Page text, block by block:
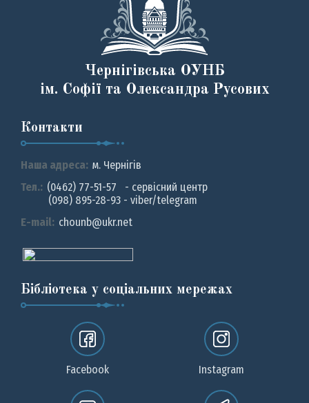
Чернігівська ОУНБ
ім. Софії та Олександра Русових
Контакти
Наша адреса: м. Чернiгiв
Тел.: (0462) 77-51-57 - сервісний центр
(098) 895-28-93 - viber/telegram
E-mail: chounb@ukr.net
Бібліотека у соціальних мережах
Facebook Instagram